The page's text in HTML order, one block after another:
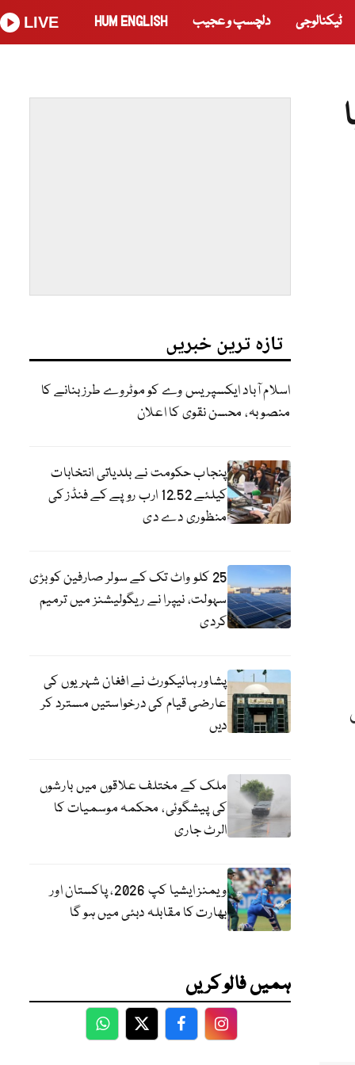
ٹیکنالوجی دلچسپ و عجیب HUM ENGLISH
LIVE
تازہ ترین خبریں
اسلام آباد ایکسپریس وے کو موٹروے طرز بنانے کا
منصوبہ، محسن نقوی کا اعلان
پنجاب حکومت نے بلدیاتی انتخابات
کیلئے 12.52 ارب روپے کے فنڈز کی
منظوری دے دی
25 کلو واٹ تک کے سولر صارفین کو بڑی
سہولت، نیپرا نے ریگولیشنز میں ترمیم
کردی
پشاور ہائیکورٹ نے افغان شہریوں کی
عارضی قیام کی درخواستیں مسترد کر
دیں
ملک کے مختلف علاقوں میں بارشوں
کی پیشگوئی، محکمہ موسمیات کا
الرٹ جاری
ویمنز ایشیا کپ 2026، پاکستان اور
بھارت کا مقابلہ دبئی میں ہو گا
ہمیں فالو کریں
WhatsApp
TwitterFacebookFacebook